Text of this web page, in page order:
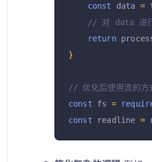
const
data =
// 对 data 进
return
}
// 优化后使用流的方
const fs =
const readline =